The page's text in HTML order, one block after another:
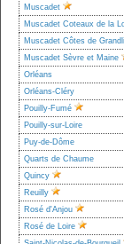
Muscadet
Muscadet Coteaux de la
Muscadet Côtes de
Muscadet Sèvre et Maine
Orléans
Orléans-Cléry
Pouilly-Fumé
Pouilly-sur-Loire
Puy-de-Dôme
Quarts de Chaume
Quincy
Reuilly
Rosé d'Anjou
Rosé de Loire